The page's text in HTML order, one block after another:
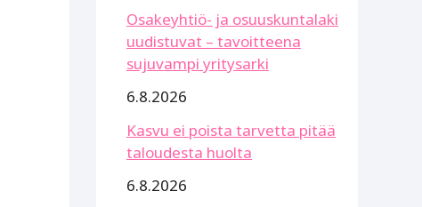
Osakeyhtiö- ja osuuskuntalaki
uudistuvat – tavoitteena
sujuvampi yritysarki
6.8.2026
Kasvu ei poista tarvetta pitää
taloudesta huolta
6.8.2026